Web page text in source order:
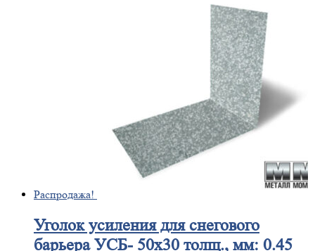
Распродажа!
Уголокусиления для снегового
барьера УСБ- 50х30 толщ., мм: 0.45